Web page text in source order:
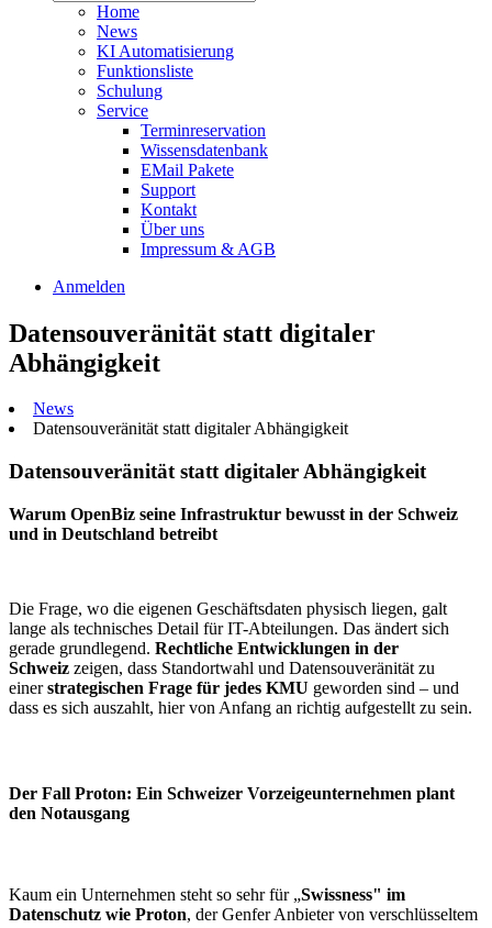
Home
News
KI Automatisierung
Funktionsliste
Schulung
Service
Terminreservation
Wissensdatenbank
EMail Pakete
Support
Kontakt
Über uns
Impressum & AGB
Anmelden
Datensouveränität statt digitaler
Abhängigkeit
News
Datensouveränität statt digitaler Abhängigkeit
Datensouveränität statt digitaler Abhängigkeit
Warum OpenBiz seine Infrastruktur bewusst in der Schweiz
und in Deutschland betreibt
Die Frage, wo die eigenen Geschäftsdaten physisch liegen, galt
lange als technisches Detail für IT-Abteilungen. Das ändert sich
gerade grundlegend. Rechtliche Entwicklungen in der
Schweiz zeigen, dass Standortwahl und Datensouveränität zu
einerstrategischen Frage für jedes KMU geworden sind – und
dass es sich auszahlt, hier von Anfang an richtig aufgestellt zu sein.
Der Fall Proton: Ein Schweizer Vorzeigeunternehmen plant
den Notausgang
Kaum ein Unternehmen steht so sehr für „Swissness" im
Datenschutz wie Proton, der Genfer Anbieter von verschlüsseltem